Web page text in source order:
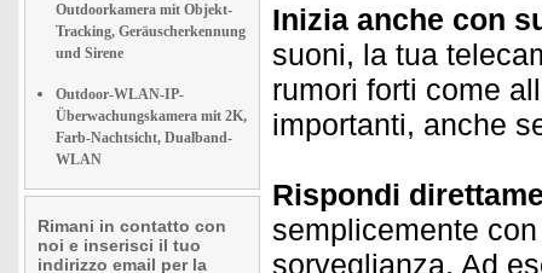
Outdoorkamera mit Objekt-
Tracking, Geräuscherkennung
und Sirene
Outdoor-WLAN-IP-
Überwachungskamera mit 2K,
Farb-Nachtsicht, Dualband-
WLAN
Rimani in contatto con
noi e inserisci il tuo
indirizzo email per la
Inizia anche con
suoni, la tua
rumori forti come
importanti, anche
Rispondi
semplicemente
sorveglianza. Ad